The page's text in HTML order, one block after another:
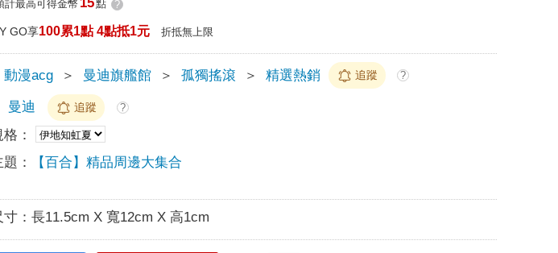
計最高可得金幣 點 ?
GO享100累1點 4點抵1元 折抵無上限
動漫acg ＞ 曼迪旗艦館 ＞ 孤獨搖滾 ＞ 精選熱銷 追蹤 ?
曼迪 追蹤 ?
：
：
【百合】精品周邊大集合
寸：長11.5cm X 寬12cm X 高1cm